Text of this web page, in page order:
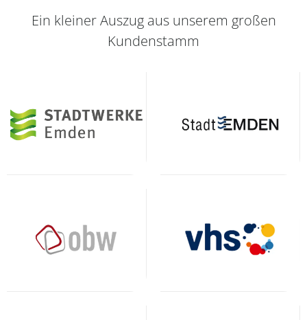
Ein kleiner Auszug aus unserem großen
Kundenstamm